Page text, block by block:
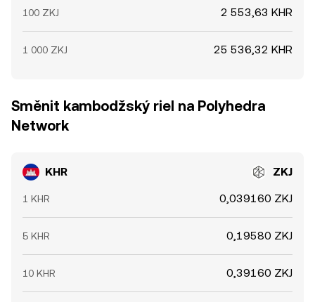
100 ZKJ 2 553,63 KHR
1 000 ZKJ 25 536,32 KHR
Směnit kambodžský riel na Polyhedra
Network
KHR ZKJ
1 KHR 0,039160 ZKJ
5 KHR 0,19580 ZKJ
10 KHR 0,39160 ZKJ